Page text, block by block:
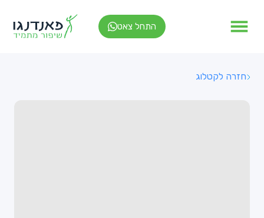
התחל צאט
חזרה לקטלוג